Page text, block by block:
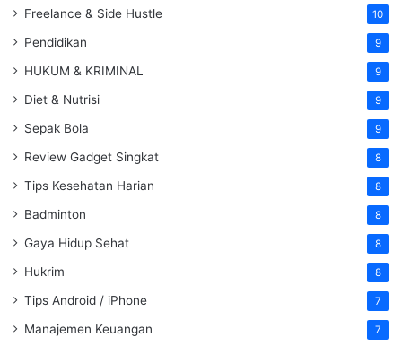
Freelance & Side Hustle 10
Pendidikan 9
HUKUM & KRIMINAL 9
Diet & Nutrisi 9
Sepak Bola 9
Review Gadget Singkat 8
Tips Kesehatan Harian 8
Badminton 8
Gaya Hidup Sehat 8
Hukrim 8
Tips Android / iPhone 7
Manajemen Keuangan 7